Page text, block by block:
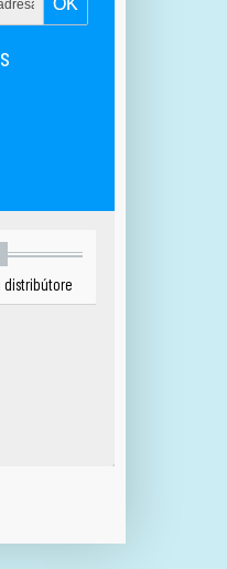
distribútore